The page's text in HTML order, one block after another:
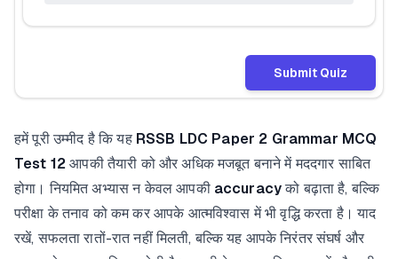
Submit Quiz
हमें पूरी उम्मीद है कि यह RSSB LDC Paper 2 Grammar MCQ
Test 12 आपकी तैयारी को और अधिक मजबूत बनाने में मददगार साबित
होगा। नियमित अभ्यास न केवल आपकी accuracyको बढ़ाता है, बल्कि
परीक्षा के तनाव को कम कर आपके आत्मविश्वास में भी वृद्धि करता है। याद
रखें, सफलता रातों-रात नहीं मिलती, बल्कि यह आपके निरंतर संघर्ष और